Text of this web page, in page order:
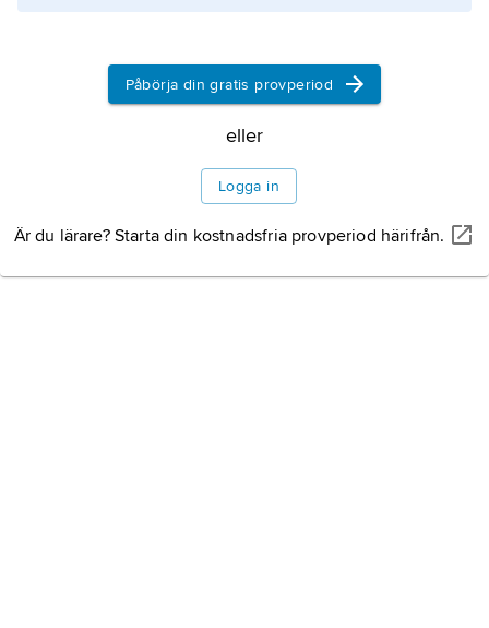
utarbeta regler för textilgolv i offentlig
Information om artikeln
Påbörja din gratis provperiod
eller
Logga in
Är du lärare? Starta din kostnadsfria provperiod härifrån.